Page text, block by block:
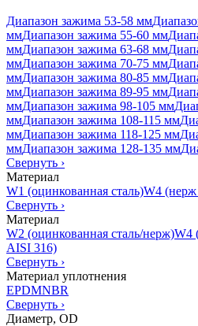
Диапазон зажима 53-58 мм
ммДиапазон зажима 55-60 мм
ммДиапазон зажима 63-68 мм
ммДиапазон зажима 70-75 мм
ммДиапазон зажима 80-85 мм
ммДиапазон зажима 89-95 мм
ммДиапазон зажима 98-105 мм
ммДиапазон зажима 108-115 мм
ммДиапазон зажима 118-125 мм
ммДиапазон зажима 128-135 мм
Свернуть ›
Материал
W1 (оцинкованная сталь)W4
Свернуть ›
Материал
W2 (оцинкованная сталь/нерж)W4
AISI 316)
Свернуть ›
Материал уплотнения
EPDMNBR
Свернуть ›
Диаметр, OD